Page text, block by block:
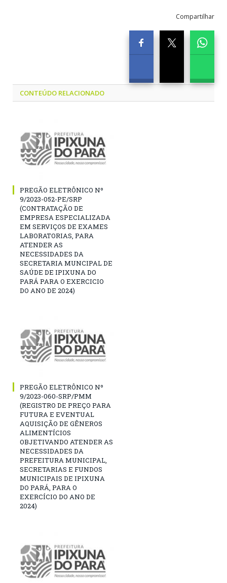
Compartilhar
CONTEÚDO RELACIONADO
PREGÃO ELETRÔNICO Nº
9/2023-052-PE/SRP
(CONTRATAÇÃO DE
EMPRESA ESPECIALIZADA
EM SERVIÇOS DE EXAMES
LABORATORIAS, PARA
ATENDER AS
NECESSIDADES DA
SECRETARIA MUNCIPAL DE
SAÚDE DE IPIXUNA DO
PARÁ PARA O EXERCICIO
DO ANO DE 2024)
PREGÃO ELETRÔNICO Nº
9/2023-060-SRP/PMM
(REGISTRO DE PREÇO PARA
FUTURA E EVENTUAL
AQUISIÇÃO DE GÊNEROS
ALIMENTÍCIOS
OBJETIVANDO ATENDER AS
NECESSIDADES DA
PREFEITURA MUNICIPAL,
SECRETARIAS E FUNDOS
MUNICIPAIS DE IPIXUNA
DO PARÁ, PARA O
EXERCÍCIO DO ANO DE
2024)